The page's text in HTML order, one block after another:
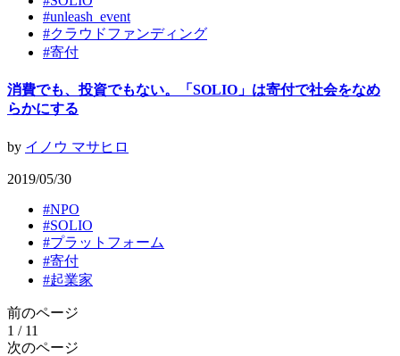
#unleash_event
#クラウドファンディング
#寄付
消費でも、投資でもない。「SOLIO」は寄付で社会をなめ
らかにする
by イノウ マサヒロ
2019/05/30
#NPO
#SOLIO
#プラットフォーム
#寄付
#起業家
前のページ
1 / 11
次のページ